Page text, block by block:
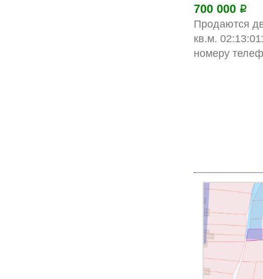
700 000 Р
Продаются
кв.м.